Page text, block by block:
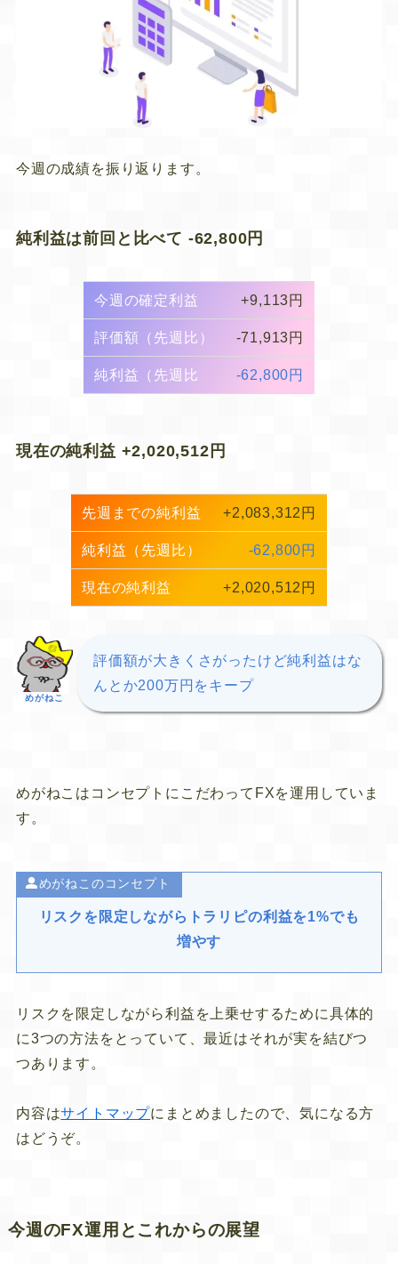
今週の成績を振り返ります。
純利益は前回と比べて -62,800円
今週の確定利益 +9,113円
評価額（先週比） -71,913円
純利益（先週比 -62,800円
現在の純利益 +2,020,512円
先週までの純利益 +2,083,312円
純利益（先週比） -62,800円
現在の純利益 +2,020,512円
めがねこ
評価額が大きくさがったけど純利益はな
んとか200万円をキープ
めがねこはコンセプトにこだわってFXを運用していま
す。
めがねこのコンセプト
リスクを限定しながらトラリピの利益を1%でも
増やす
リスクを限定しながら利益を上乗せするために具体的
に3つの方法をとっていて、最近はそれが実を結びつ
つあります。
内容はサイトマップにまとめましたので、気になる方
はどうぞ。
今週のFX運用とこれからの展望